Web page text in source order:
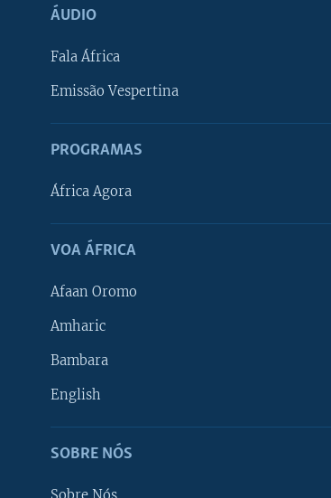
ÁUDIO
Fala África
Emissão Vespertina
PROGRAMAS
África Agora
VOA ÁFRICA
Afaan Oromo
Amharic
Bambara
English
SOBRE NÓS